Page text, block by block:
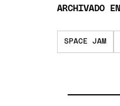
ARCHIVADO EN
SPACE JAM